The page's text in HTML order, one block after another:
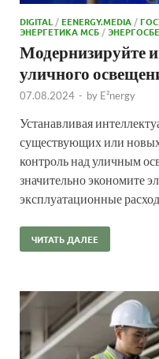
DIGITAL/EENERGY.MEDIA/
ЭНЕРГЕТИКА МСБ/
Модернизируйте
уличного
07.08.2024 - by E²nergy
Устанавливая
существующих или
контроль над уличным
значительно экономите
эксплуатационные
ЧИТАТЬ ДАЛЕЕ